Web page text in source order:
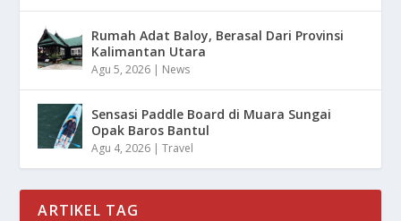
Rumah Adat Baloy, Berasal Dari Provinsi
Kalimantan Utara
Agu 5, 2026 | News
Sensasi Paddle Board di Muara Sungai
Opak Baros Bantul
Agu 4, 2026 |Travel
ARTIKEL TAG